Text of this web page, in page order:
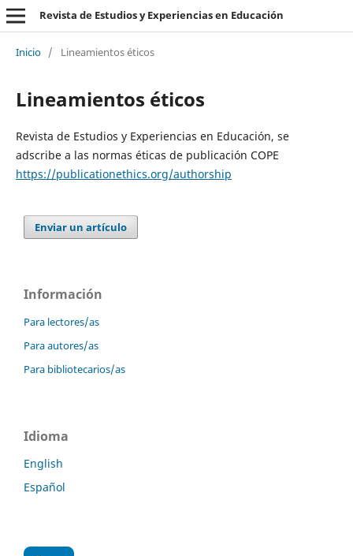
Revista de Estudios y Experiencias en Educación
Inicio / Lineamientos éticos
Lineamientos éticos
Revista de Estudios y Experiencias en Educación, se
adscribe a las normas éticas de publicación COPE
https://publicationethics.org/authorship
Enviar un artículo
Información
Para lectores/as
Para autores/as
Para bibliotecarios/as
Idioma
English
Español